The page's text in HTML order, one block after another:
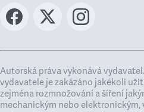
Autorská práva vykonává
vydavatele je zakázáno jakékoli
zejména rozmnožování a šíření
mechanickým nebo elektronickým,